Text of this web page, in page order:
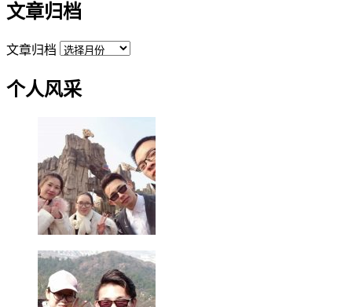
文章归档
文章归档
个人风采